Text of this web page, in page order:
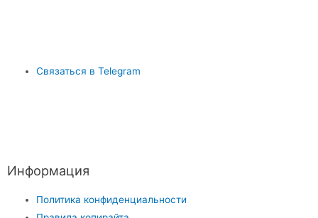
Связаться в Telegram
Информация
Политика конфиденциальности